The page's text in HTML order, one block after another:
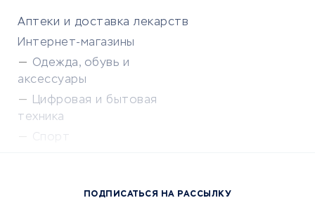
Аптеки и доставка лекарств
Интернет-магазины
Одежда, обувь и
аксессуары
Цифровая и бытовая
техника
Спорт
Сервисы доставкиПОДПИСАТЬСЯ НА РАССЫЛКУ